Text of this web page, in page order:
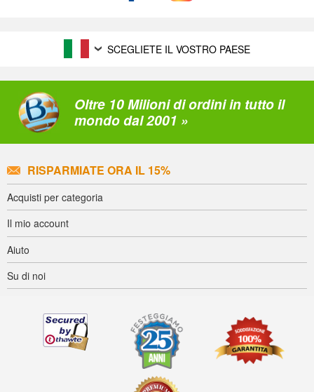
SCEGLIETE IL VOSTRO PAESE
Oltre 10 Milioni di ordini in tutto il
mondo dal 2001 »
RISPARMIATE ORA IL 15%
Acquisti per categoria
Il mio account
Aiuto
Su di noi